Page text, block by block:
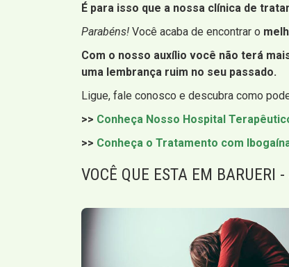
É para isso que a nossa clínica de
Parabéns! Você acaba de encontrar o
Com o nosso auxílio você não terá
uma lembrança ruim no seu passado.
Ligue, fale conosco e descubra como
>> Conheça Nosso Hospital
>> Conheça o Tratamento com
VOCÊ QUE ESTA EM BARUERI